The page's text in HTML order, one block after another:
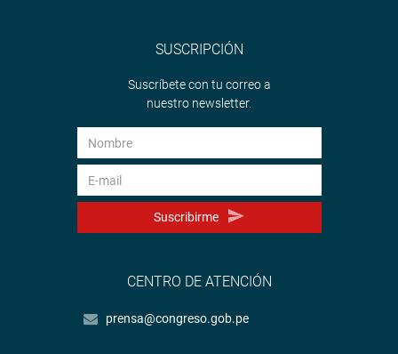
SUSCRIPCIÓN
Suscríbete con tu correo a
nuestro newsletter.
Suscribirme
CENTRO DE ATENCIÓN
prensa@congreso.gob.pe